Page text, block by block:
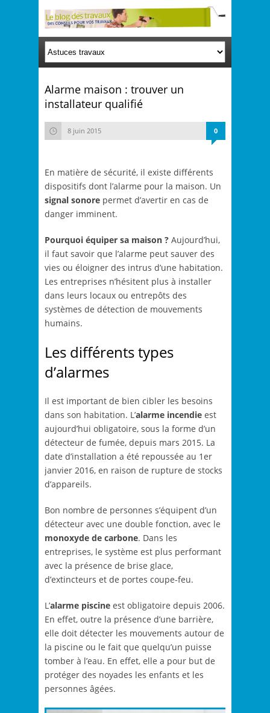
Alarme maison : trouver un
installateur qualifié
8 juin 2015 0
En matière de sécurité, il existe différents
dispositifs dont l’alarme pour la maison. Un
signal sonore permet d’avertir en cas de
danger imminent.
Pourquoi équiper sa maison ? Aujourd’hui,
il faut savoir que l’alarme peut sauver des
vies ou éloigner des intrus d’une habitation.
Les entreprises n’hésitent plus à installer
dans leurs locaux ou entrepôts des
systèmes de détection de mouvements
humains.
Les différents types
d’alarmes
Il est important de bien cibler les besoins
dans son habitation. L’alarme incendie est
aujourd’hui obligatoire, sous la forme d’un
détecteur de fumée, depuis mars 2015. La
date d’installation a été repoussée au 1er
janvier 2016, en raison de rupture de stocks
d’appareils.
Bon nombre de personnes s’équipent d’un
détecteur avec une double fonction, avec le
monoxyde de carbone. Dans les
entreprises, le système est plus performant
avec la présence de brise glace,
d’extincteurs et de portes coupe-feu.
L’alarme piscine est obligatoire depuis 2006.
En effet, outre la présence d’une barrière,
elle doit détecter les mouvements autour de
la piscine ou le fait que quelqu’un puisse
tomber à l’eau. En effet, elle a pour but de
protéger des noyades les enfants et les
personnes âgées.